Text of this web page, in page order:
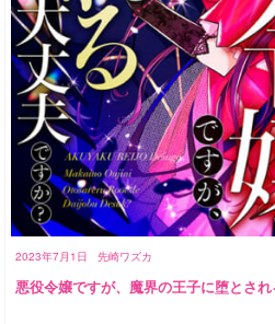
2023年7月1日 先崎ワズカ
悪役令嬢ですが、魔界の王子に堕とさ